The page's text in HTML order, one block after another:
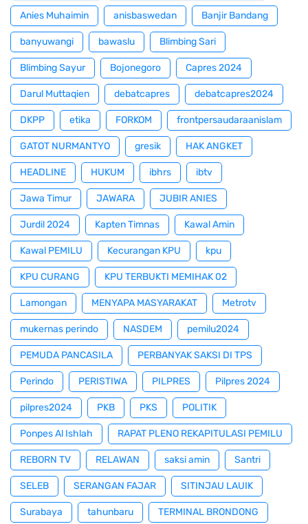
Anies Muhaimin anisbaswedan Banjir Bandang
banyuwangi bawaslu Blimbing Sari
Blimbing Sayur Bojonegoro Capres 2024
Darul Muttaqien debatcapres debatcapres2024
DKPP etika FORKOM frontpersaudaraanislam
GATOT NURMANTYO gresik HAK ANGKET
HEADLINE HUKUM ibhrs ibtv
Jawa Timur JAWARA JUBIR ANIES
Jurdil 2024 Kapten Timnas Kawal Amin
Kawal PEMILU Kecurangan KPU kpu
KPU CURANG KPU TERBUKTI MEMIHAK 02
Lamongan MENYAPA MASYARAKAT Metrotv
mukernas perindo NASDEM pemilu2024
PEMUDA PANCASILA PERBANYAK SAKSI DI TPS
Perindo PERISTIWA PILPRES Pilpres 2024
pilpres2024 PKB PKS POLITIK
Ponpes Al Ishlah RAPAT PLENO REKAPITULASI PEMILU
REBORN TV RELAWAN saksi amin Santri
SELEB SERANGAN FAJAR SITINJAU LAUIK
Surabaya tahunbaru TERMINAL BRONDONG